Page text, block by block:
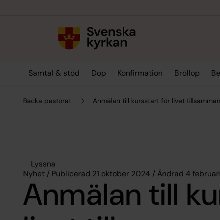
Samtal & stöd Dop Konfirmation Bröllop
Backa pastorat Anmälan till kursstart för livet
Lyssna
Nyhet / Publicerad 21 oktober 2024 / Ändrad 4
Anmälan till